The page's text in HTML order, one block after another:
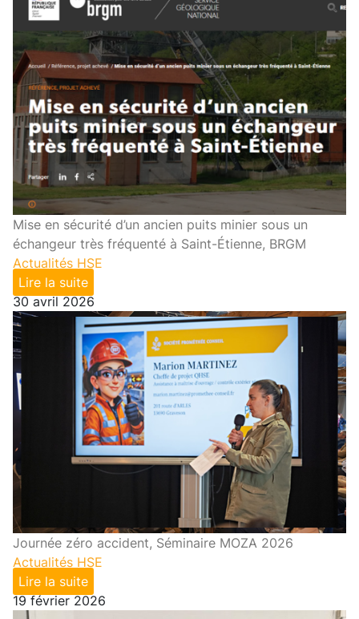
Mise en sécurité d’un ancien puits minier sous un
échangeur très fréquenté à Saint-Étienne, BRGM
Actualités HSE
Lire la suite
30 avril 2026
Journée zéro accident, Séminaire MOZA 2026
Actualités HSE
Lire la suite
19 février 2026